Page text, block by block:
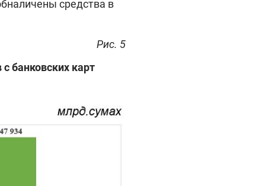
средства в
Рис. 5
банковских карт